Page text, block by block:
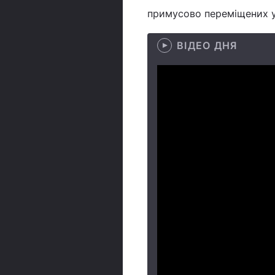
примусово переміщених
ВІДЕО ДНЯ